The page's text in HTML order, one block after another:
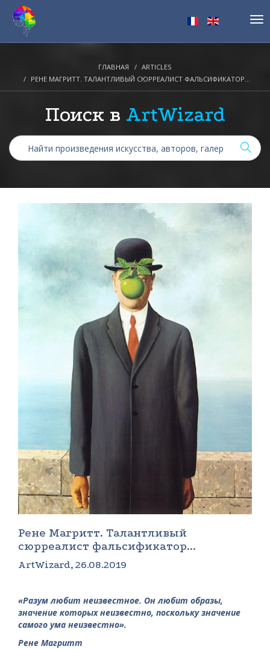
ГЛАВНАЯ
ARTICLES
РЕНЕ МАГРИТТ. ТАЛАНТЛИВЫЙ СЮРРЕАЛИСТ ФАЛЬСИФИКАТОР...
Поиск в ArtWizard
Рене Магритт. Талантливый
сюрреалист фальсификатор...
ArtWizard, 26.08.2019
«Разум любит неизвестное. Он любит образы,
значение которых неизвестно, поскольку значение
самого ума неизвестно».
Рене Магритт